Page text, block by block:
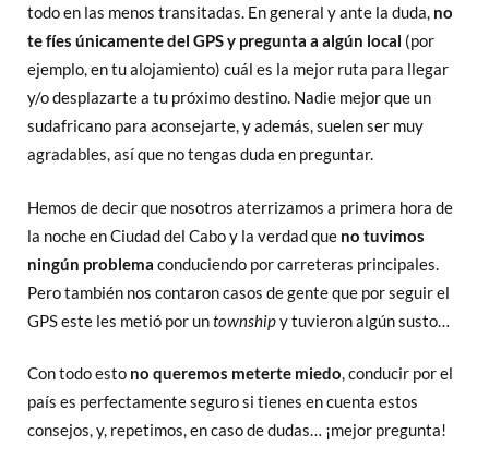
todo en las menos transitadas. En general y ante la duda, no
te fíes únicamente del GPS y pregunta a algún local (por
ejemplo, en tu alojamiento) cuál es la mejor ruta para llegar
y/o desplazarte a tu próximo destino. Nadie mejor que un
sudafricano para aconsejarte, y además, suelen ser muy
agradables, así que no tengas duda en preguntar.
Hemos de decir que nosotros aterrizamos a primera hora de
la noche en Ciudad del Cabo y la verdad que no tuvimos
ningún problema conduciendo por carreteras principales.
Pero también nos contaron casos de gente que por seguir el
GPS este les metió por untownshipy tuvieron algún susto…
Con todo esto no queremos meterte miedo, conducir por el
país es perfectamente seguro si tienes en cuenta estos
consejos, y, repetimos, en caso de dudas… ¡mejor pregunta!